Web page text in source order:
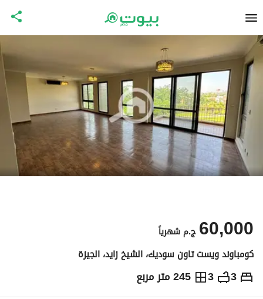
ج.م 60,000 شهرياً
كومباوند ويست تاون سوديك، الشيخ زايد، الجيزة
3
3 245 متر مربع ج.م60,000شهرياً